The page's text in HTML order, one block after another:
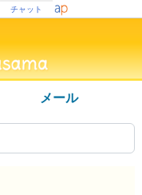
チャット
メール